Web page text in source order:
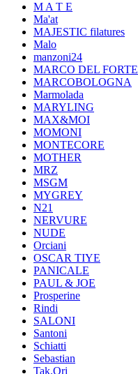
M A T E
Ma'at
MAJESTIC filatures
Malo
manzoni24
MARCO DEL FORTE
MARCOBOLOGNA
Marmolada
MARYLING
MAX&MOI
MOMONI
MONTECORE
MOTHER
MRZ
MSGM
MYGREY
N21
NERVURE
NUDE
Orciani
OSCAR TIYE
PANICALE
PAUL & JOE
Prosperine
Rindi
SALONI
Santoni
Schiatti
Sebastian
Tak.Ori